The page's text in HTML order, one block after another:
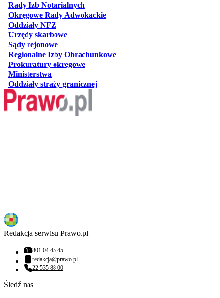
Rady Izb Notarialnych
Okręgowe Rady Adwokackieotwiera się w nowej karcie
Oddziały NFZ
Urzędy skarboweotwiera się w nowej karcie
Sądy rejonoweotwiera się w nowej karcie
Regionalne Izby Obrachunkoweotwiera się w nowej karcie
Prokuratury okręgoweotwiera się w nowej karcie
Ministerstwa
Oddziały straży granicznejotwiera się w nowej karcie
Redakcja serwisu Prawo.pl
Numer telefonu:
801 04 45 45
Adres email:
redakcja@prawo.pl
Numer telefonu:
22 535 88 00
Śledź nas